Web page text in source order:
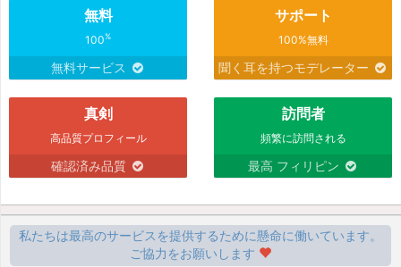
無料
100%
無料サービス
サポート
100%無料
聞く耳を持つモデレーター
真剣
高品質プロフィール
確認済み品質
訪問者
頻繁に訪問される
最高 フィリピン
私たちは最高のサービスを提供するために懸命に働いています。
ご協力をお願いします